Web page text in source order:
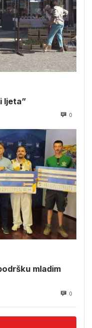
ljeta”
0
mladim
0